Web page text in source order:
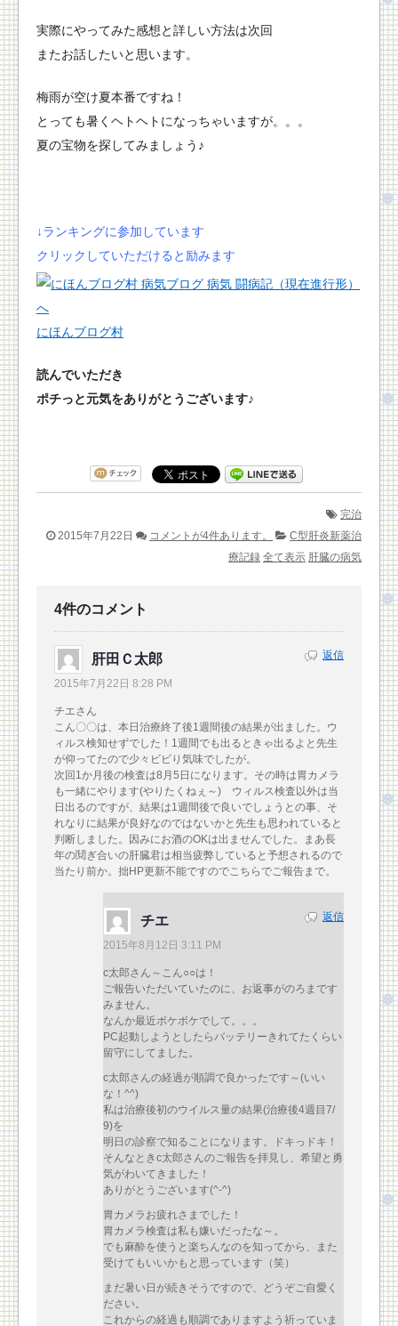
実際にやってみた感想と詳しい方法は次回
またお話したいと思います。
梅雨が空け夏本番ですね！
とっても暑くヘトヘトになっちゃいますが。。。
夏の宝物を探してみましょう♪
↓ランキングに参加しています
クリックしていただけると励みます
にほんブログ村
読んでいただき
ポチっと元気をありがとうございます♪
完治
2015年7月22日
コメントが4件あります。
C型肝炎新薬治
療記録 全て表示 肝臓の病気
4件のコメント
肝田Ｃ太郎
2015年7月22日 8:28 PM
チエさん
こん〇〇は、本日治療終了後1週間後の結果が出ました。ウ
ィルス検知せずでした！1週間でも出るときゃ出るよと先生
が仰ってたので少々ビビり気味でしたが。
次回1か月後の検査は8月5日になります。その時は胃カメラ
も一緒にやります(やりたくねぇ～) ウィルス検査以外は当
日出るのですが、結果は1週間後で良いでしょうとの事、そ
れなりに結果が良好なのではないかと先生も思われていると
判断しました。因みにお酒のOKは出ませんでした。まあ長
年の鬩ぎ合いの肝臓君は相当疲弊していると予想されるので
当たり前か。拙HP更新不能ですのでこちらでご報告まで。
返信
チエ
2015年8月12日 3:11 PM
c太郎さん～こん○○は！
ご報告いただいていたのに、お返事がのろまです
みません。
なんか最近ボケボケでして。。。
PC起動しようとしたらバッテリーきれてたくらい
留守にしてました。
c太郎さんの経過が順調で良かったです～(いい
な！^^)
私は治療後初のウイルス量の結果(治療後4週目7/
9)を
明日の診察で知ることになります。ドキっドキ！
そんなときc太郎さんのご報告を拝見し、希望と勇
気がわいてきました！
ありがとうございます(^-^)
胃カメラお疲れさまでした！
胃カメラ検査は私も嫌いだったな～。
でも麻酔を使うと楽ちんなのを知ってから、また
受けてもいいかもと思っています（笑）
まだ暑い日が続きそうですので、どうぞご自愛く
ださい。
これからの経過も順調でありますよう祈っていま
返信